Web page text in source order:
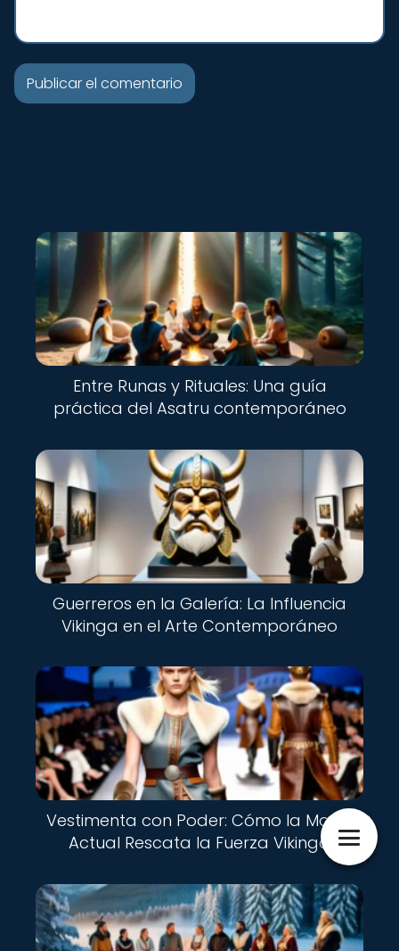
Nuevo
Entre Runas y Rituales: Una guía
práctica del Asatru contemporáneo
Guerreros en la Galería: La Influencia
Vikinga en el Arte Contemporáneo
Vestimenta con Poder: Cómo la Moda
Actual Rescata la Fuerza Vikinga